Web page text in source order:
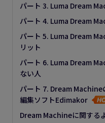
パート 3. Luma Dream
パート 4. Luma Dream
パート 5. Luma Dream
リット
パート 6. Luma Dream
ない人
パート 7. Dream
編集ソフトEdimakor
Dream Machineに関する